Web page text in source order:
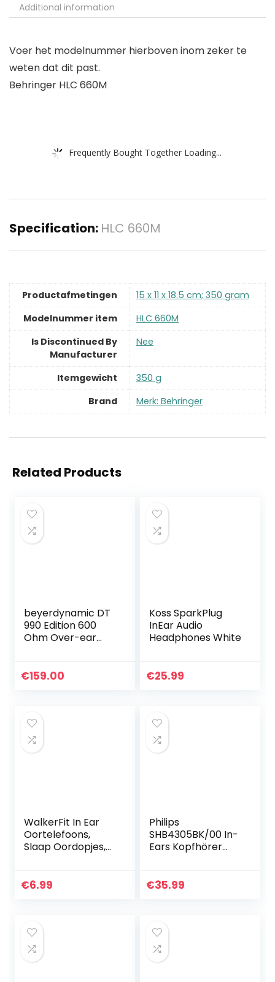
Additional information
Voer het modelnummer hierboven inom zeker te
weten dat dit past.
Behringer HLC 660M
Frequently Bought Together Loading...
Specification: HLC 660M
Productafmetingen
‎15 x 11 x 18.5 cm; 350 gram
Modelnummer item
‎HLC 660M
Is Discontinued By
Manufacturer
‎Nee
Itemgewicht
‎350 g
Brand
Merk: Behringer
Related Products
beyerdynamic DT
990 Edition 600
Ohm Over-ear
Open constructie,
€159.00
Koss SparkPlug
InEar Audio
Headphones White
€25.99
WalkerFit In Ear
Oortelefoons,
Slaap Oordopjes,
€6.99
Philips
SHB4305BK/00 In-
Ears Kopfhörer
Kabellos,
€35.99